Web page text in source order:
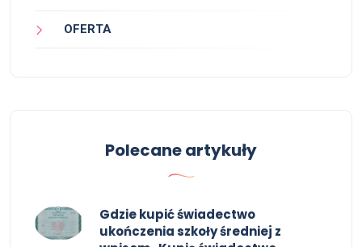
OFERTA
Polecane artykuły
Gdzie kupić świadectwo
ukończenia szkoły średniej z